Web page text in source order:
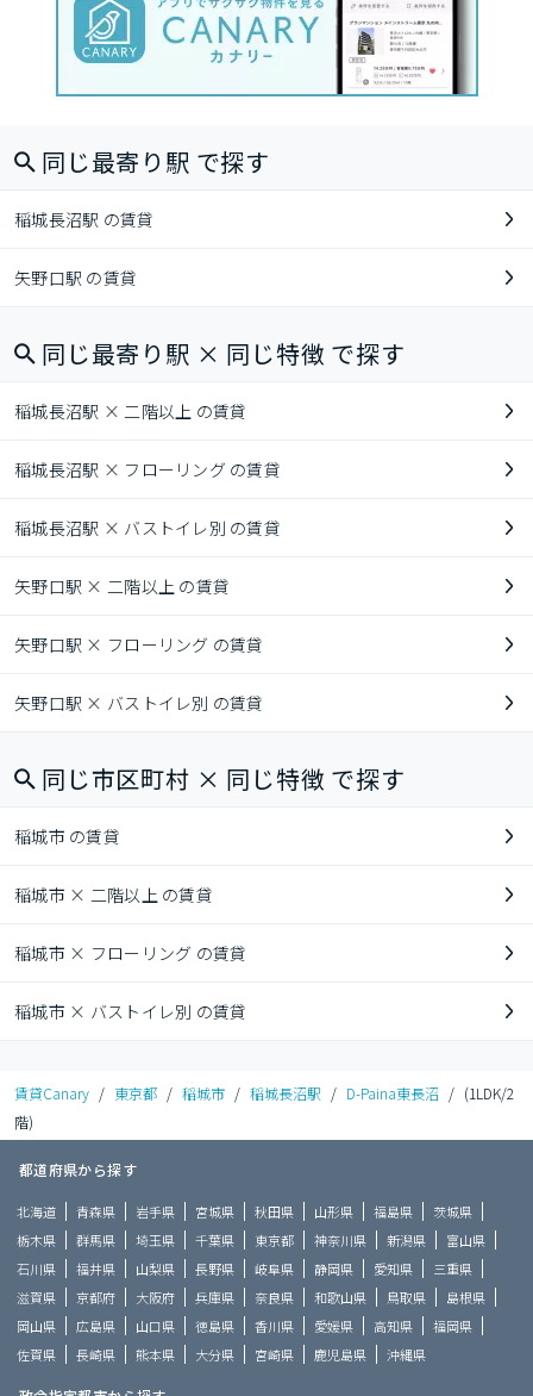
同じ最寄り駅 で探す
稲城長沼駅 の賃貸
矢野口駅 の賃貸
同じ最寄り駅 × 同じ特徴 で探す
稲城長沼駅 × 二階以上 の賃貸
稲城長沼駅 × フローリング の賃貸
稲城長沼駅 × バストイレ別 の賃貸
矢野口駅 × 二階以上 の賃貸
矢野口駅 × フローリング の賃貸
矢野口駅 × バストイレ別 の賃貸
同じ市区町村 × 同じ特徴 で探す
稲城市 の賃貸
稲城市 × 二階以上 の賃貸
稲城市 × フローリング の賃貸
稲城市 × バストイレ別 の賃貸
賃貸Canary / 東京都 / 稲城市 / 稲城長沼駅 / D-Paina東長沼 / (1LDK/2
階)
都道府県から探す
北海道 青森県 岩手県 宮城県 秋田県 山形県 福島県
茨城県
栃木県
群馬県 埼玉県 千葉県 東京都 神奈川県 新潟県
富山県
石川県
福井県 山梨県 長野県 岐阜県 静岡県 愛知県
三重県
滋賀県
京都府 大阪府 兵庫県 奈良県 和歌山県 鳥取県
島根県
岡山県
広島県 山口県 徳島県 香川県 愛媛県 高知県
福岡県
佐賀県
長崎県 熊本県 大分県 宮崎県 鹿児島県 沖縄県